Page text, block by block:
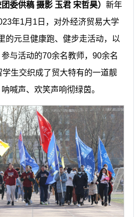
委供稿摄影 玉君 宋哲昊） 新年
年1月1日，对外经济贸易大学
的元旦健康跑、健步走活动，以
参与活动的70余名教师，90余名
生交织成了贸大特有的一道靓
喊声、欢笑声响彻绿茵。